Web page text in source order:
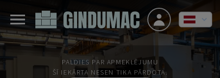
PALDIES PAR APMEKLĒJUMU
ŠĪ IEKĀRTA NESEN TIKA PĀRDOTA.